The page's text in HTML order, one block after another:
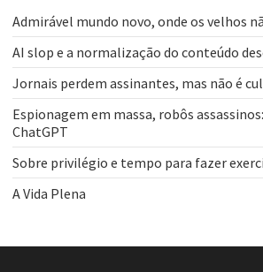
Admirável mundo novo, onde os velhos
AI slop e a normalização do conteúdo
Jornais perdem assinantes, mas não é
Espionagem em massa, robôs
ChatGPT
Sobre privilégio e tempo para fazer
A Vida Plena